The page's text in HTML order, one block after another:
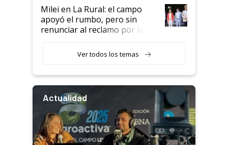
Milei en La Rural: el campo
apoyó el rumbo, pero sin
renunciar al reclamo por las
Ver todos los temas
Actualidad